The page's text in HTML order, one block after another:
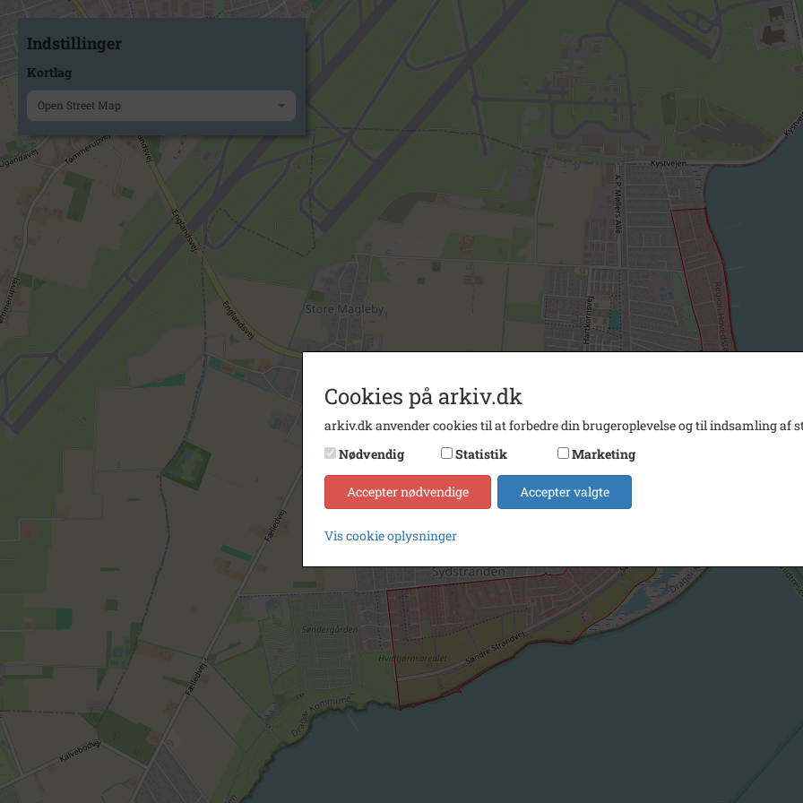
Indstillinger
Kortlag
Open Street Map
Cookies på arkiv.dk
arkiv.dk anvender cookies til at forbedre din brugeroplevelse og til indsamling af
Nødvendig
Statistik Marketing
Accepter nødvendige Accepter valgte
Vis cookie oplysninger